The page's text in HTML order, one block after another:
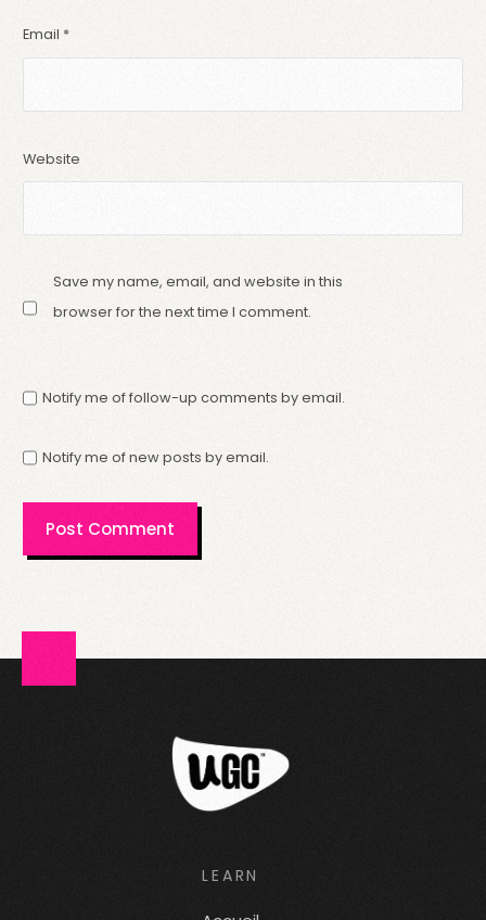
Email *
Website
Save my name, email, and website in this
browser for the next time I comment.
Notify me of follow-up comments by email.
Notify me of new posts by email.
LEARN